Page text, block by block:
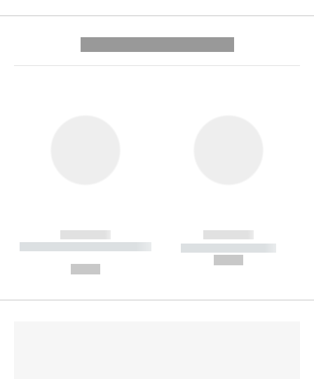
------------
----------- ----------- --------
------------
----------- -----------